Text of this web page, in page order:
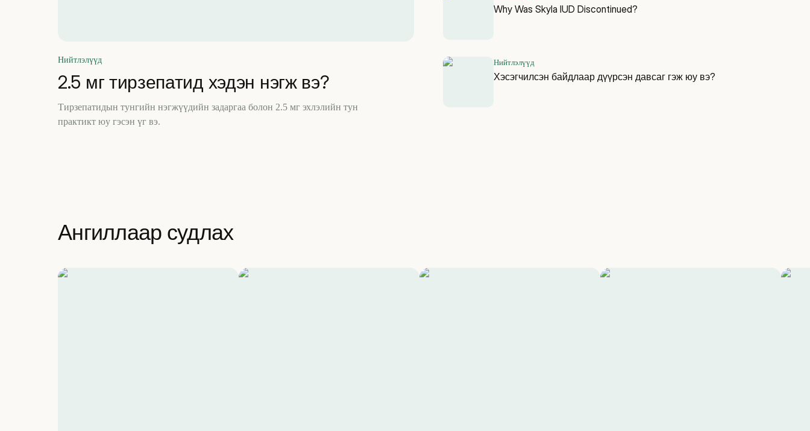
Нийтлэлүүд
2.5 мг тирзепатид хэдэн нэгж вэ?
Тирзепатидын тунгийн нэгжүүдийн задаргаа болон 2.5 мг эхлэлийн тун
практикт юу гэсэн үг вэ.
Why Was Skyla IUD Discontinued?
Нийтлэлүүд
Хэсэгчилсэн байдлаар дүүрсэн давсаг гэж юу вэ?
Ангиллаар судлах